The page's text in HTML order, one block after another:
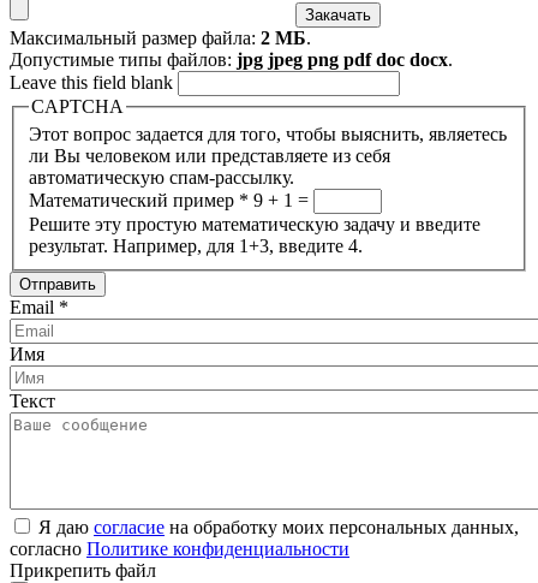
Максимальный размер файла: 2 МБ.
Допустимые типы файлов: jpg jpeg png pdf doc docx.
Leave this field blank
CAPTCHA
Этот вопрос задается для того, чтобы выяснить, являетесь
ли Вы человеком или представляете из себя
автоматическую спам-рассылку.
Математический пример * 9 + 1 =
Решите эту простую математическую задачу и введите
результат. Например, для 1+3, введите 4.
Email *
Имя
Текст
Я даю согласие на обработку моих персональных данных,
согласно Политике конфиденциальности
Прикрепить файл